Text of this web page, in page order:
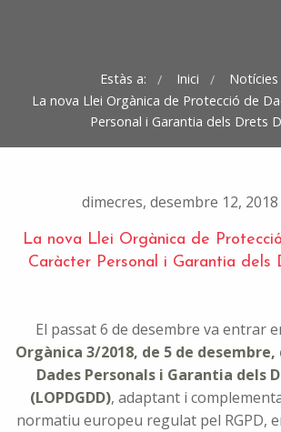
Estàs a: Inici
Notícies
La nova Llei Orgànica de Protecció de
Personal i Garantia dels Drets
dimecres, desembre 12, 2018
La nova Llei Orgànica de
Caràcter Personal i Garantia dels
El passat 6 de desembre va entrar
Orgànica 3/2018, de 5 de
Dades Personals i Garantia dels
(LOPDGDD), adaptant i
normatiu europeu regulat pel RGPD,